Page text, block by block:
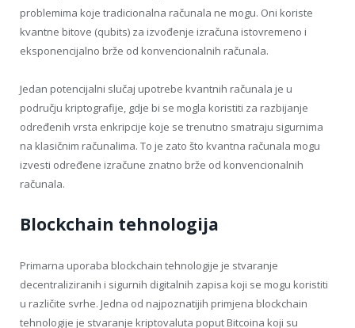
problemima koje tradicionalna računala ne mogu. Oni koriste
kvantne bitove (qubits) za izvođenje izračuna istovremeno i
eksponencijalno brže od konvencionalnih računala.
Jedan potencijalni slučaj upotrebe kvantnih računala je u
području kriptografije, gdje bi se mogla koristiti za razbijanje
određenih vrsta enkripcije koje se trenutno smatraju sigurnima
na klasičnim računalima. To je zato što kvantna računala mogu
izvesti određene izračune znatno brže od konvencionalnih
računala.
Blockchain tehnologija
Primarna uporaba blockchain tehnologije je stvaranje
decentraliziranih i sigurnih digitalnih zapisa koji se mogu koristiti
u različite svrhe. Jedna od najpoznatijih primjena blockchain
tehnologije je stvaranje kriptovaluta poput Bitcoina koji su